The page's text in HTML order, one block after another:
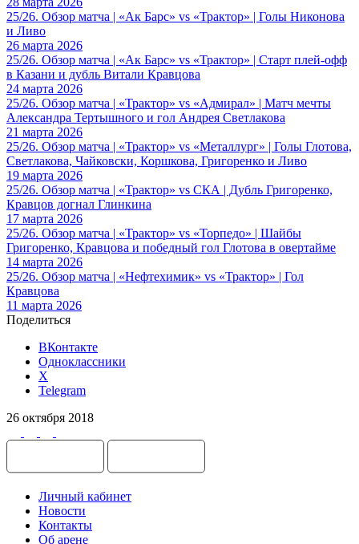
25/26. Обзор матча | «Ак Барс» vs «Трактор» | Голы Никонова
и Ливо
26 марта 2026
25/26. Обзор матча | «Ак Барс» vs «Трактор» | Старт плей-офф
в Казани и дубль Витали Кравцова
24 марта 2026
25/26. Обзор матча | «Трактор» vs «Адмирал» | Матч мечты
Александра Тертышного и гол Андрея Светлакова
21 марта 2026
25/26. Обзор матча | «Трактор» vs «Металлург» | Голы Глотова,
Светлакова, Чайковски, Коршкова, Григоренко и Ливо
19 марта 2026
25/26. Обзор матча | «Трактор» vs СКА | Дубль Григоренко,
Кравцов догнал Глинкина
17 марта 2026
25/26. Обзор матча | «Трактор» vs «Торпедо» | Шайбы
Григоренко, Кравцова и победный гол Глотова в овертайме
14 марта 2026
25/26. Обзор матча | «Нефтехимик» vs «Трактор» | Гол
Кравцова
11 марта 2026
Поделиться
ВКонтакте
Одноклассники
X
Telegram
26 октября 2018
Личный кабинет
Новости
Контакты
Об арене